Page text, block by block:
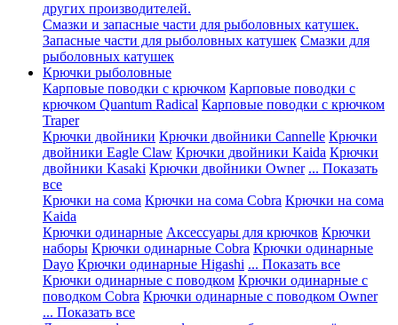
других производителей.
Смазки и запасные части для рыболовных катушек.
Запасные части для рыболовных катушек Смазки для
рыболовных катушек
Крючки рыболовные
Карповые поводки с крючком Карповые поводки с
крючком Quantum Radical Карповые поводки с крючком
Traper
Крючки двойники Крючки двойники Cannelle Крючки
двойники Eagle Claw Крючки двойники Kaida Крючки
двойники Kasaki Крючки двойники Owner ... Показать
все
Крючки на сома Крючки на сома Cobra Крючки на сома
Kaida
Крючки одинарные Аксессуары для крючков Крючки
наборы Крючки одинарные Cobra Крючки одинарные
Dayo Крючки одинарные Higashi ... Показать все
Крючки одинарные с поводком Крючки одинарные с
поводком Cobra Крючки одинарные с поводком Owner
... Показать все